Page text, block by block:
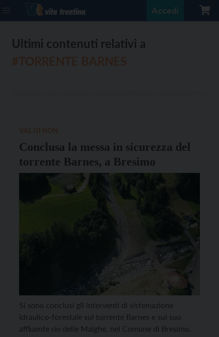
Accedi
Ultimi contenuti relativi a
Conclusa la messa in sicurezza del
torrente Barnes, a Bresimo
Si sono conclusi gli interventi di sistemazione
idraulico-forestale sul torrente Barnes e sul suo
affluente rio delle Malghe, nel Comune di Bresimo.